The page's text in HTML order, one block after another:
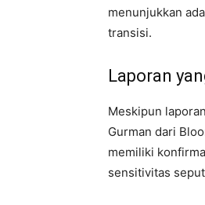
menunjukkan
transisi.
Laporan
Meskipun
Gurman dari
memiliki
sensitivitas